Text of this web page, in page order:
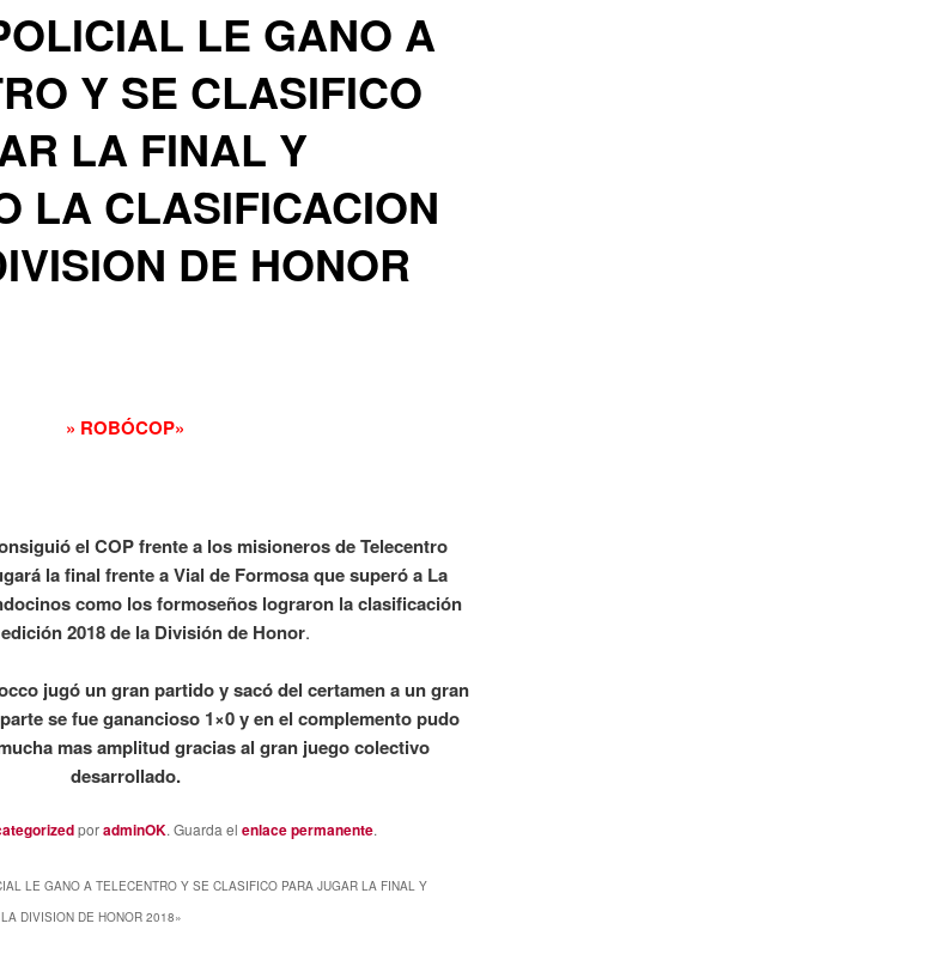
LE GANO A
Y SE CLASIFICO
LA FINAL Y
LA CLASIFICACION
DE HONOR
» ROBÓCOP»
el COP frente a los misioneros de Telecentro
la final frente a Vial de Formosa que superó a La
como los formoseños lograron la clasificación
2018 de la División de Honor.
jugó un gran partido y sacó del certamen a un gran
se fue ganancioso 1×0 y en el complemento pudo
mas amplitud gracias al gran juego colectivo
desarrollado.
poradminOK. Guarda el enlace permanente.
LE GANO A TELECENTRO Y SE CLASIFICO PARA JUGAR LA FINAL Y
DIVISION DE HONOR 2018»